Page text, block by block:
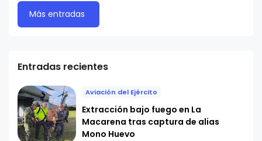
Más entradas
Entradas recientes
Aviación del Ejército
Extracción bajo fuego en La
Macarena tras captura de alias
Mono Huevo